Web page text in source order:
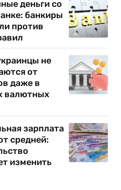
деньги со
банкиры
против
не
от
даже в
валютных
зарплата
средней:
изменить